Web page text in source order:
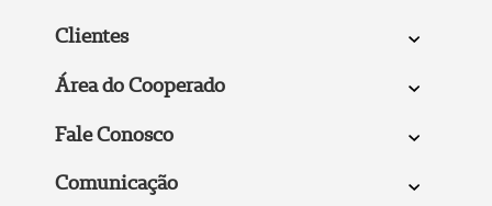
Clientes
Área do Cooperado
Fale Conosco
Comunicação